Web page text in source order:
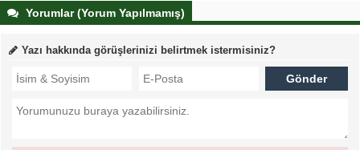
Yorumlar (Yorum Yapılmamış)
Yazı hakkında görüşlerinizi belirtmek istermisiniz?